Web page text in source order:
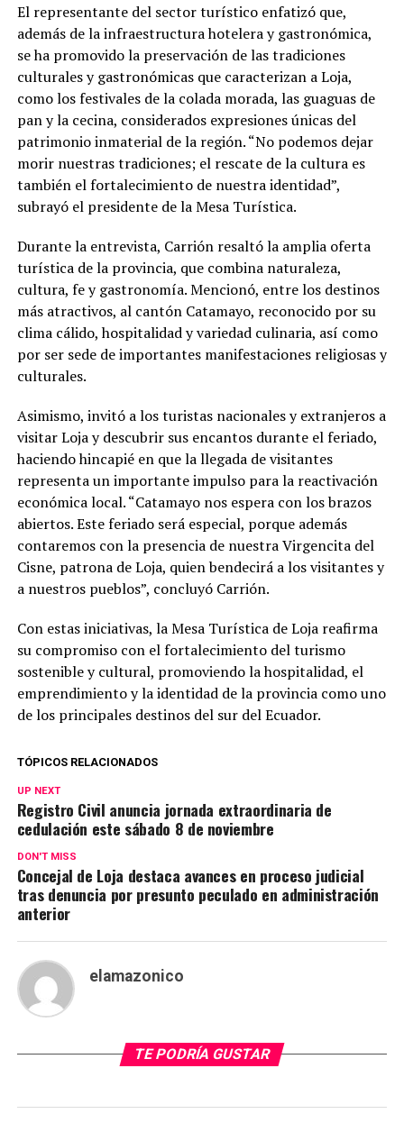
El representante del sector turístico enfatizó que,
además de la infraestructura hotelera y gastronómica,
se ha promovido la preservación de las tradiciones
culturales y gastronómicas que caracterizan a Loja,
como los festivales de la colada morada, las guaguas de
pan y la cecina, considerados expresiones únicas del
patrimonio inmaterial de la región. “No podemos dejar
morir nuestras tradiciones; el rescate de la cultura es
también el fortalecimiento de nuestra identidad”,
subrayó el presidente de la Mesa Turística.
Durante la entrevista, Carrión resaltó la amplia oferta
turística de la provincia, que combina naturaleza,
cultura, fe y gastronomía. Mencionó, entre los destinos
más atractivos, al cantón Catamayo, reconocido por su
clima cálido, hospitalidad y variedad culinaria, así como
por ser sede de importantes manifestaciones religiosas y
culturales.
Asimismo, invitó a los turistas nacionales y extranjeros a
visitar Loja y descubrir sus encantos durante el feriado,
haciendo hincapié en que la llegada de visitantes
representa un importante impulso para la reactivación
económica local. “Catamayo nos espera con los brazos
abiertos. Este feriado será especial, porque además
contaremos con la presencia de nuestra Virgencita del
Cisne, patrona de Loja, quien bendecirá a los visitantes y
a nuestros pueblos”, concluyó Carrión.
Con estas iniciativas, la Mesa Turística de Loja reafirma
su compromiso con el fortalecimiento del turismo
sostenible y cultural, promoviendo la hospitalidad, el
emprendimiento y la identidad de la provincia como uno
de los principales destinos del sur del Ecuador.
TÓPICOS RELACIONADOS
UP NEXT
Registro Civil anuncia jornada extraordinaria de
cedulación este sábado 8 de noviembre
DON'T MISS
Concejal de Loja destaca avances en proceso judicial
tras denuncia por presunto peculado en administración
anterior
elamazonico
TE PODRÍA GUSTAR